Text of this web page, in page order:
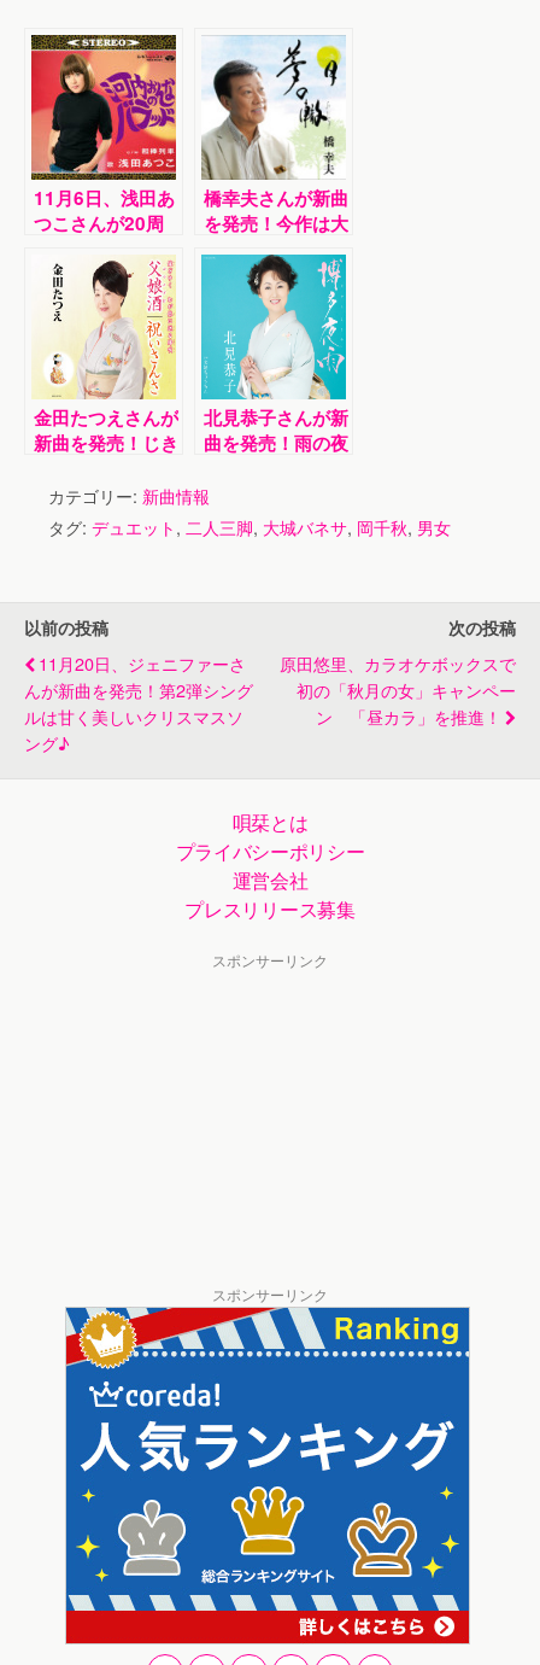
11月6日、浅田あ
つこさんが20周
年記念の新曲を発
売！
橋幸夫さんが新曲
を発売！今作は大
物歌手と夢のコラ
ボレーションによ
り生まれまし
た！！
金田たつえさんが
新曲を発売！じき
会話が印象的で
す。
北見恭子さんが新
曲を発売！雨の夜
の人を思い出す…
カテゴリー: 新曲情報
タグ: デュエット, 二人三脚, 大城バネサ, 岡千秋, 男女
以前の投稿
11月20日、ジェニファーさ
んが新曲を発売！第2弾シング
ルは甘く美しいクリスマスソ
ング♪
次の投稿
原田悠里、カラオケボックスで
初の「秋月の女」キャンペー
ン 「昼カラ」を推進！
唄栞とは
プライバシーポリシー
運営会社
プレスリリース募集
スポンサーリンク
スポンサーリンク